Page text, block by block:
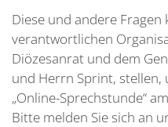
Diese und andere
verantwortlichen
Diözesanrat und dem
und Herrn Sprint, stellen,
„Online-Sprechstunde“
Bitte melden Sie sich an